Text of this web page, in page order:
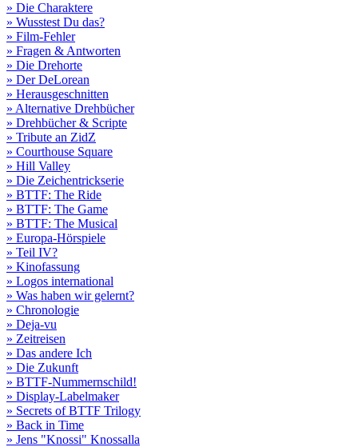
» Die Charaktere
» Wusstest Du das?
» Film-Fehler
» Fragen & Antworten
» Die Drehorte
» Der DeLorean
» Herausgeschnitten
» Alternative Drehbücher
» Drehbücher & Scripte
» Tribute an ZidZ
» Courthouse Square
» Hill Valley
» Die Zeichentrickserie
» BTTF: The Ride
» BTTF: The Game
» BTTF: The Musical
» Europa-Hörspiele
» Teil IV?
» Kinofassung
» Logos international
» Was haben wir gelernt?
» Chronologie
» Deja-vu
» Zeitreisen
» Das andere Ich
» Die Zukunft
» BTTF-Nummernschild!
» Display-Labelmaker
» Secrets of BTTF Trilogy
» Back in Time
» Jens "Knossi" Knossalla